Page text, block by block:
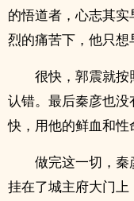
的悟道者，心志其
烈的痛苦下，他只想
很快，郭震就
认错。最后秦彦也
快，用他的鲜血和性
做完这一切，
挂在了城主府大门